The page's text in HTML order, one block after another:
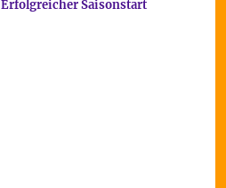
Erfolgreicher Saisonstart